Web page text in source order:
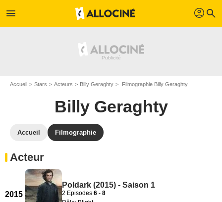
menu profil search
Accueil Stars Acteurs Billy Geraghty Filmographie Billy Geraghty
Billy Geraghty
Accueil Filmographie
Acteur
2015
Poldark (2015) - Saison 1
2 Episodes 6 - 8